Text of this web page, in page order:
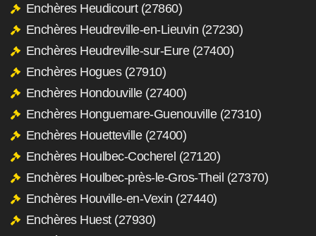
Enchères Heudicourt (27860)
Enchères Heudreville-en-Lieuvin (27230)
Enchères Heudreville-sur-Eure (27400)
Enchères Hogues (27910)
Enchères Hondouville (27400)
Enchères Honguemare-Guenouville (27310)
Enchères Houetteville (27400)
Enchères Houlbec-Cocherel (27120)
Enchères Houlbec-près-le-Gros-Theil (27370)
Enchères Houville-en-Vexin (27440)
Enchères Huest (27930)